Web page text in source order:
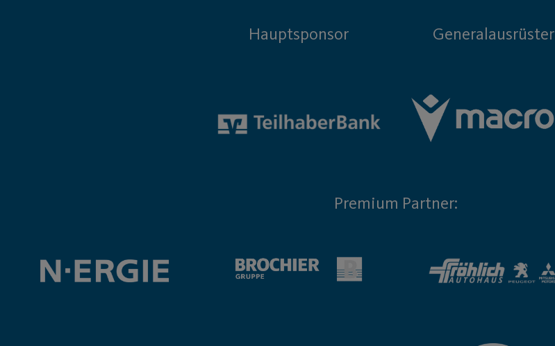
Hauptsponsor Generalausrüster
Premium Partner: